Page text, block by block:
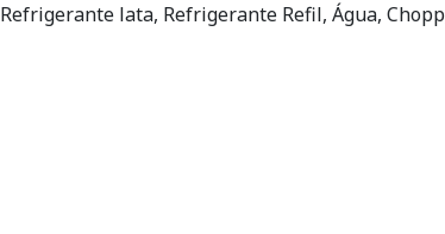
Refrigerante lata, Refrigerante Refil, Água,